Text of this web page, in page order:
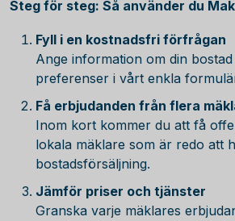
Steg för steg: Så använder du
Fyll i en kostnadsfri förfrågan
Ange information om din
preferenser i vårt enkla
Få erbjudanden från flera
Inom kort kommer du att få
lokala mäklare som är redo att
bostadsförsäljning.
Jämför priser och tjänster
Granska varje mäklares